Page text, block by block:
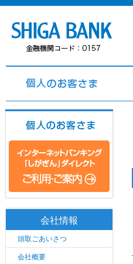
会社情報
頭取ごあいさつ
会社概要